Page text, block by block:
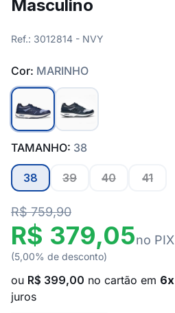
Masculino
Ref.: 3012814 - NVY
Cor: MARINHO
TAMANHO: 38
38 39 40 41
R$ 759,90
R$ 379,05no PIX
(5,00% de desconto)
ou R$ 399,00 no cartão em 6x
juros